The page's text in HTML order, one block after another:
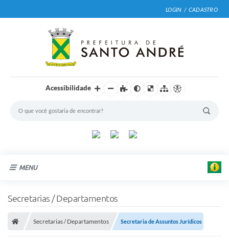
LOGIN / CADASTRO
Acessibilidade
MENU
Secretarias / Departamentos
Secretarias / Departamentos Secretaria de Assuntos Jurídicos